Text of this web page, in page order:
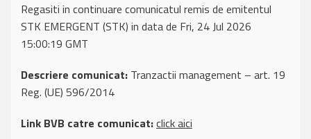
Regasiti in continuare comunicatul remis de emitentul
STK EMERGENT (STK) in data de Fri, 24 Jul 2026
15:00:19 GMT
Descriere comunicat: Tranzactii management – art. 19
Reg. (UE) 596/2014
Link BVB catre comunicat:click aici